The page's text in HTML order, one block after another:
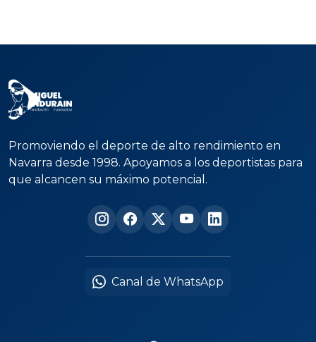
Promoviendo el deporte de alto rendimiento en
Navarra desde 1998. Apoyamos a los deportistas para
que alcancen su máximo potencial.
Canal de WhatsApp